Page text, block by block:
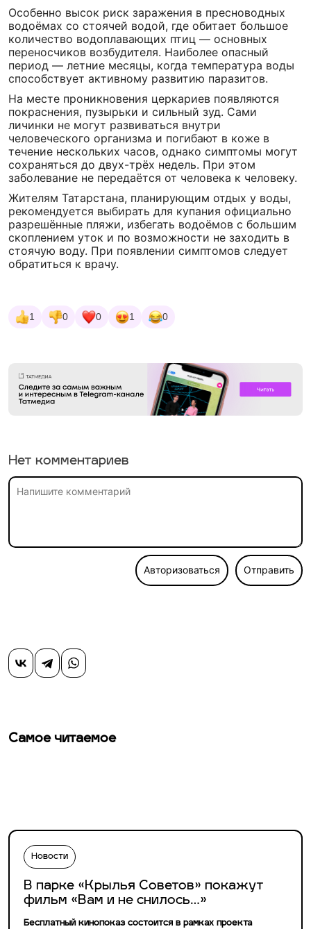
Особенно высок риск заражения в пресноводных
водоёмах со стоячей водой, где обитает большое
количество водоплавающих птиц — основных
переносчиков возбудителя. Наиболее опасный
период — летние месяцы, когда температура воды
способствует активному развитию паразитов.
На месте проникновения церкариев появляются
покраснения, пузырьки и сильный зуд. Сами
личинки не могут развиваться внутри
человеческого организма и погибают в коже в
течение нескольких часов, однако симптомы могут
сохраняться до двух-трёх недель. При этом
заболевание не передаётся от человека к человеку.
Жителям Татарстана, планирующим отдых у воды,
рекомендуется выбирать для купания официально
разрешённые пляжи, избегать водоёмов с большим
скоплением уток и по возможности не заходить в
стоячую воду. При появлении симптомов следует
обратиться к врачу.
1 0 0 1 0
Нет комментариев
Авторизоваться Отправить
Самое читаемое
Новости
В парке «Крылья Советов» покажут
фильм «Вам и не снилось…»
Бесплатный кинопоказ состоится в рамках проекта